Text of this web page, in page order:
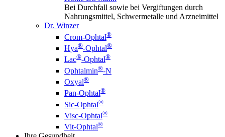
Bei Durchfall sowie bei Vergiftungen durch
Nahrungsmittel, Schwermetalle und Arzneimittel
Dr. Winzer
Crom-Ophtal®
Hya®-Ophtal®
Lac®-Ophtal®
Ophtalmin®-N
Oxyal®
Pan-Ophtal®
Sic-Ophtal®
Visc-Ophtal®
Vit-Ophtal®